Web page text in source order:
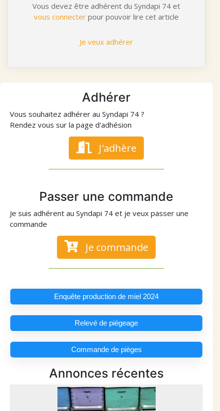
Vous devez être adhérent du Syndapi 74 et
vous connecter pour pouvoir lire cet article
Je veux adhérer
Adhérer
Vous souhaitez adhérer au Syndapi 74 ?
Rendez vous sur la page d'adhésion
J'adhère
Passer une commande
Je suis adhérent au Syndapi 74 et je veux passer une
commande
Je commande
Enquête production de miel 2024
Relevé de piégeage
Commande de pièges
Annonces récentes